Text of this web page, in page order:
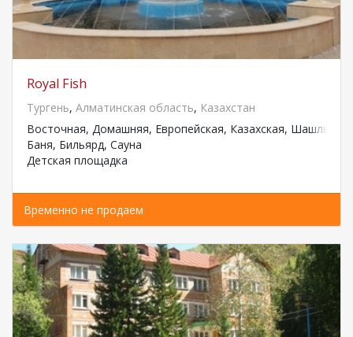
Royal Fish
Тургень, Алматинская область, Казахстан
Восточная, Домашняя, Европейская, Казахская, Шашлык /
Баня, Бильярд, Сауна
Детская площадка
Временно не продаем